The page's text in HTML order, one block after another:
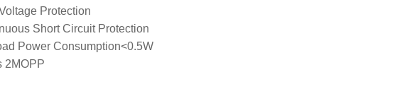
Protection
Short Circuit Protection
Power Consumption<0.5W
2MOPP